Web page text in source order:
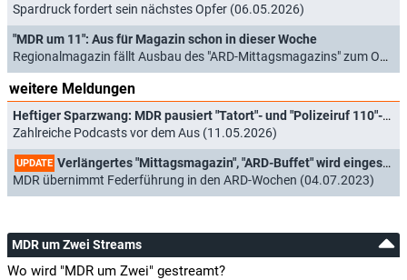
Spardruck fordert sein nächstes Opfer (06.05.2026)
"MDR um 11": Aus für Magazin schon in dieser Woche
Regionalmagazin fällt Ausbau des "ARD-Mittagsmagazins" zum Opfer (31.08.2023)
weitere Meldungen
Heftiger Sparzwang: MDR pausiert "Tatort"- und "Polizeiruf 110"-Produktionen
Zahlreiche Podcasts vor dem Aus (11.05.2026)
UPDATE Verlängertes "Mittagsmagazin", "ARD-Buffet" wird eingestellt
MDR übernimmt Federführung in den ARD-Wochen (04.07.2023)
MDR um Zwei Streams
Wo wird "MDR um Zwei" gestreamt?